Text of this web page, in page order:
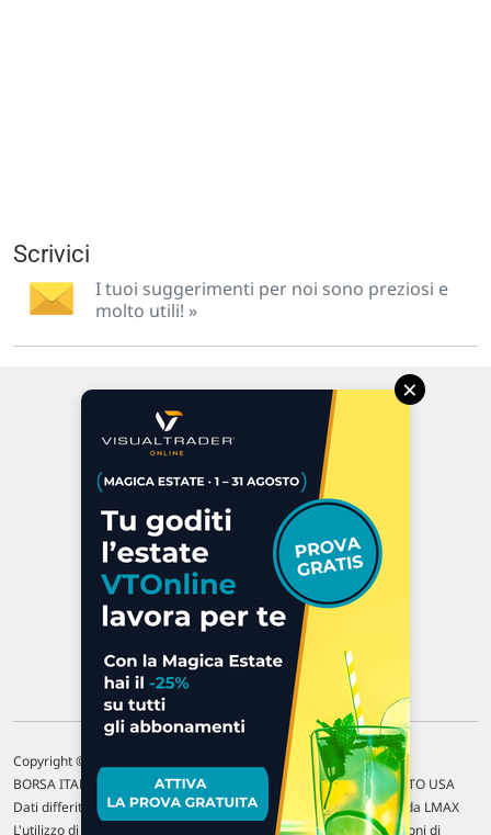
Scrivici
I tuoi suggerimenti per noi sono preziosi e
molto utili! »
Via Macanno, 38/A
P.IVA 02 452 460 401
Chi siamo
Commenti e segnalazioni
Contattaci
Copyright © 1996-2026 Traderlink Italia s.r.l.
BORSA ITALIANA Quotazioni di borsa differite di 15 min. / MERCATO USA
Dati differiti di 15 min. (fonte Intrinio) / FOREX Quotazioni fornite da LMAX
L'utilizzo di questo sito implica l'accettazione delle nostreCondizioni di
×